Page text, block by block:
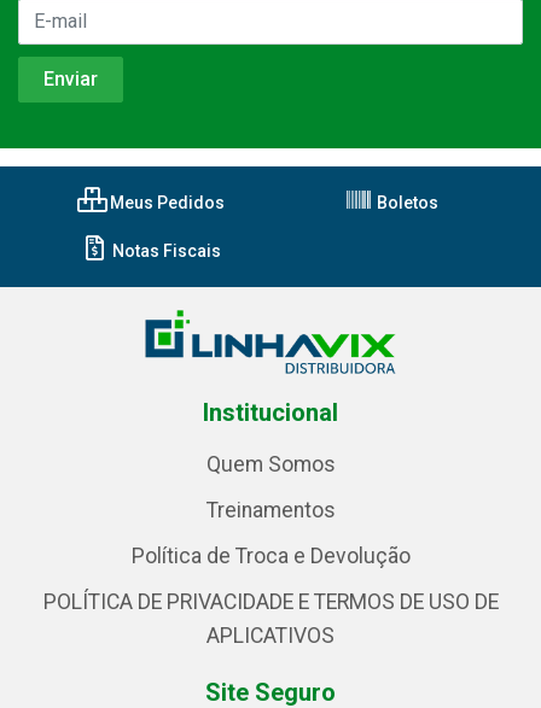
Meus Pedidos Boletos
Notas Fiscais
Institucional
Quem Somos
Treinamentos
Política de Troca e Devolução
POLÍTICA DE PRIVACIDADE E TERMOS DE USO DE
APLICATIVOS
Site Seguro